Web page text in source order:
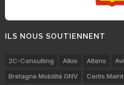
ILS NOUS SOUTIENNENT
2C-Consulting Alkio Altens
Bretagne Mobilité GNV
Certis